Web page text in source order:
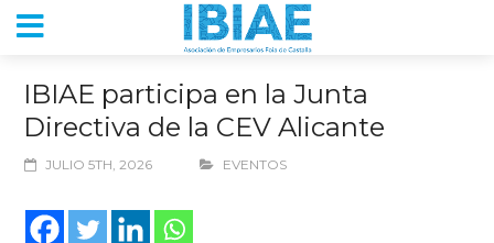
IBIAE participa en la Junta
Directiva de la CEV Alicante
JULIO 5TH, 2026 EVENTOS